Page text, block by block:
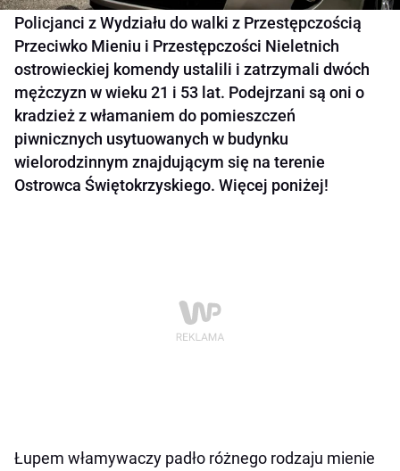
Policjanci z Wydziału do walki z Przestępczością
Przeciwko Mieniu i Przestępczości Nieletnich
ostrowieckiej komendy ustalili i zatrzymali dwóch
mężczyzn w wieku 21 i 53 lat. Podejrzani są oni o
kradzież z włamaniem do pomieszczeń
piwnicznych usytuowanych w budynku
wielorodzinnym znajdującym się na terenie
Ostrowca Świętokrzyskiego. Więcej poniżej!
Łupem włamywaczy padło różnego rodzaju mienie